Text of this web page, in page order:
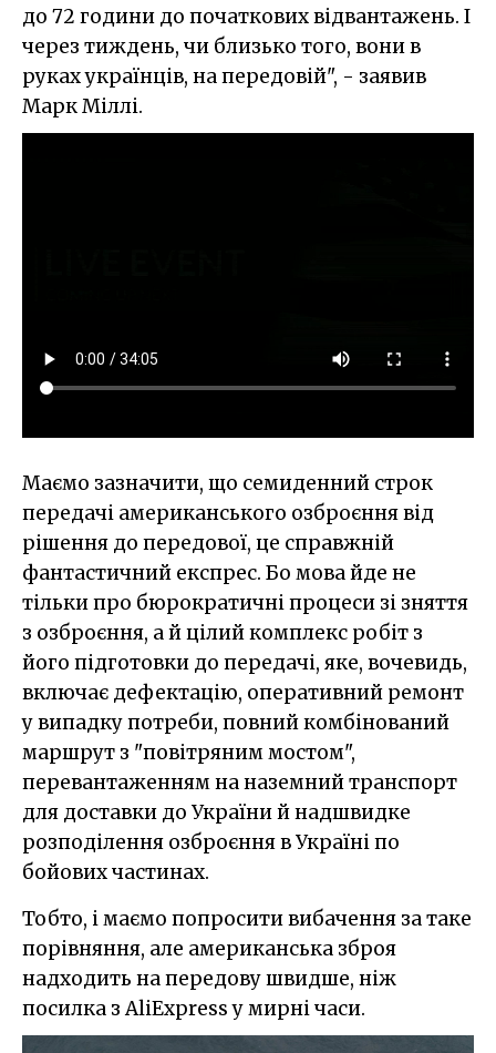
до 72 години до початкових відвантажень. І
через тиждень, чи близько того, вони в
руках українців, на передовій", - заявив
Марк Міллі.
Маємо зазначити, що семиденний строк
передачі американського озброєння від
рішення до передової, це справжній
фантастичний експрес. Бо мова йде не
тільки про бюрократичні процеси зі зняття
з озброєння, а й цілий комплекс робіт з
його підготовки до передачі, яке, вочевидь,
включає дефектацію, оперативний ремонт
у випадку потреби, повний комбінований
маршрут з "повітряним мостом",
перевантаженням на наземний транспорт
для доставки до України й надшвидке
розподілення озброєння в Україні по
бойових частинах.
Тобто, і маємо попросити вибачення за таке
порівняння, але американська зброя
надходить на передову швидше, ніж
посилка з AliExpress у мирні часи.